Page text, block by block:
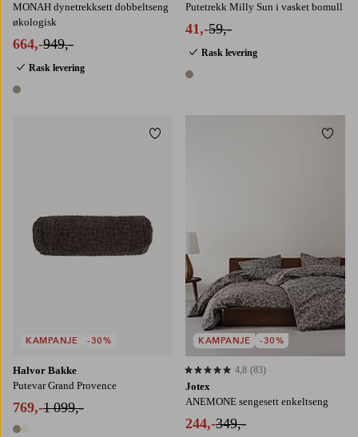
MONAH dynetrekksett dobbeltseng
økologisk
664,-949,-
Rask levering
1 farge
Putetrekk Milly Sun i vasket bomull
41,-59,-
Rask levering
1 farge
Halvor Bakke
Putevar Grand Provence
769,-1 099,-
KAMPANJE -30%
Legg til favoritter
Jotex
ANEMONE sengesett enkeltseng
244,-349,-
4,8 basert på 83 karaktergivninger
4,8 (83)
KAMPANJE -30%